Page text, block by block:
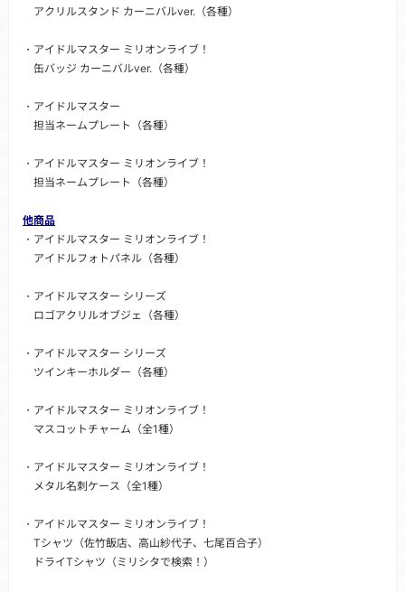
アクリルスタンド カーニバルver.（各種）
・アイドルマスター ミリオンライブ！
缶バッジ カーニバルver.（各種）
・アイドルマスター
担当ネームプレート（各種）
・アイドルマスター ミリオンライブ！
担当ネームプレート（各種）
他商品
・アイドルマスター ミリオンライブ！
アイドルフォトパネル（各種）
・アイドルマスター シリーズ
ロゴアクリルオブジェ（各種）
・アイドルマスター シリーズ
ツインキーホルダー（各種）
・アイドルマスター ミリオンライブ！
マスコットチャーム（全1種）
・アイドルマスター ミリオンライブ！
メタル名刺ケース（全1種）
・アイドルマスター ミリオンライブ！
Tシャツ（佐竹飯店、高山紗代子、七尾百合子）
ドライTシャツ（ミリシタで検索！）